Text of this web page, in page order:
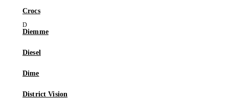
Crocs
Diemme
Diesel
Dime
District Vision